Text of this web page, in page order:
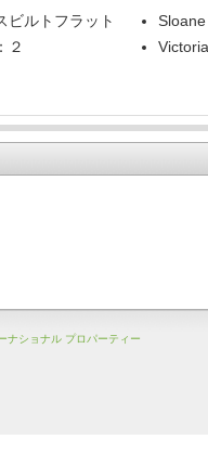
ビルトフラット
２
ナショナル プロパーティー